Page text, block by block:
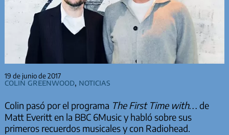
19 de junio de 2017
Colin Greenwood, Noticias
Colin pasó por el programa The First Time with… de
Matt Everitt en la BBC 6Music y habló sobre sus
primeros recuerdos musicales y con Radiohead.